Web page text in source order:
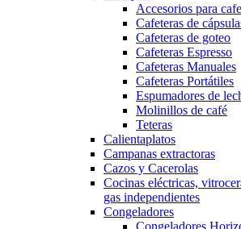
Accesorios para
Cafeteras de
Cafeteras de goteo
Cafeteras Espresso
Cafeteras Manuales
Cafeteras Portátiles
Espumadores de
Molinillos de café
Teteras
Calientaplatos
Campanas extractoras
Cazos y Cacerolas
Cocinas eléctricas,
gas independientes
Congeladores
Congeladores